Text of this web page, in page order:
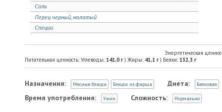
Соль
Перец черный, молотый
Специи
Энергетическая
Питательная ценность: Углеводы: 141,0 г| Жиры: 41,1 г| Белки: 132,3 г
Назначения: Мясные блюда Блюда из фарша Диета: Белковая
Время употребления: Ужин Сложность: Нормально